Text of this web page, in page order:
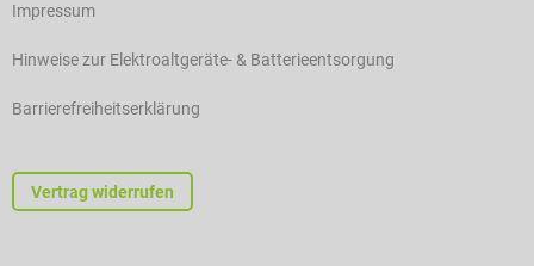
Impressum
Hinweise zur Elektroaltgeräte- & Batterieentsorgung
Barrierefreiheitserklärung
Vertrag widerrufen